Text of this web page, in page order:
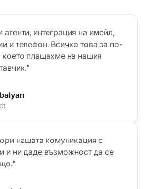
агенти, интеграция на имейл,
и телефон. Всичко това за по-
което плащахме на нашия
нашата комуникация с
и ни даде възможност да се